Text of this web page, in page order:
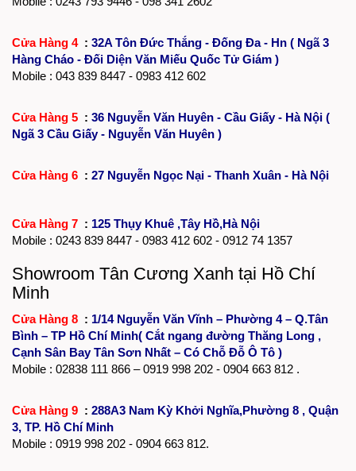
Cửa Hàng 4 : 32A Tôn Đức Thắng - Đống Đa - Hn ( Ngã 3
Hàng Cháo - Đối Diện Văn Miếu Quốc Tử Giám )
Mobile : 043 839 8447 - 0983 412 602
Cửa Hàng 5 : 36 Nguyễn Văn Huyên - Cầu Giấy - Hà Nội (
Ngã 3 Cầu Giấy - Nguyễn Văn Huyên )
Cửa Hàng 6 : 27 Nguyễn Ngọc Nại - Thanh Xuân - Hà Nội
Cửa Hàng 7 : 125 Thụy Khuê ,Tây Hồ,Hà Nội
Mobile : 0243 839 8447 - 0983 412 602 - 0912 74 1357
Showroom Tân Cương Xanh tại Hồ Chí
Minh
Cửa Hàng 8 : 1/14 Nguyễn Văn Vĩnh – Phường 4 – Q.Tân
Bình – TP Hồ Chí Minh( Cắt ngang đường Thăng Long ,
Cạnh Sân Bay Tân Sơn Nhất – Có Chỗ Đỗ Ô Tô )
Mobile : 02838 111 866 – 0919 998 202 - 0904 663 812 .
Cửa Hàng 9 : 288A3 Nam Kỳ Khởi Nghĩa,Phường 8 , Quận
3, TP. Hồ Chí Minh
Mobile : 0919 998 202 - 0904 663 812.